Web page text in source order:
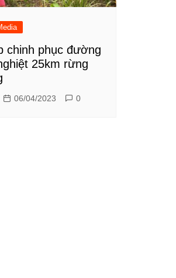
chinh phục đường
25km rừng
06/04/2023 0